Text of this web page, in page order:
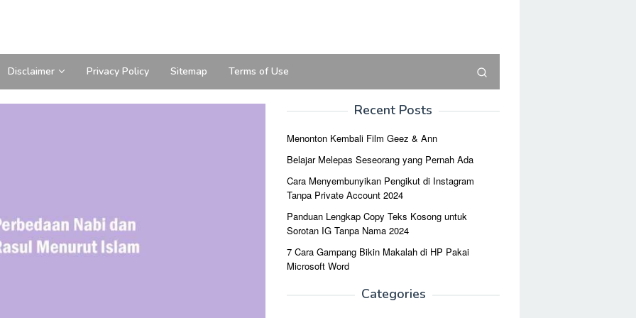
Disclaimer Privacy Policy Sitemap Terms of Use
Recent Posts
Menonton Kembali Film Geez & Ann
Belajar Melepas Seseorang yang Pernah Ada
Cara Menyembunyikan Pengikut di Instagram
Tanpa Private Account 2024
Panduan Lengkap Copy Teks Kosong untuk
Sorotan IG Tanpa Nama 2024
7 Cara Gampang Bikin Makalah di HP Pakai
Microsoft Word
Categories